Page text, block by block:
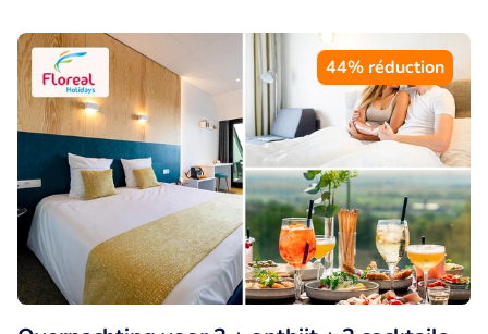
44% réduction